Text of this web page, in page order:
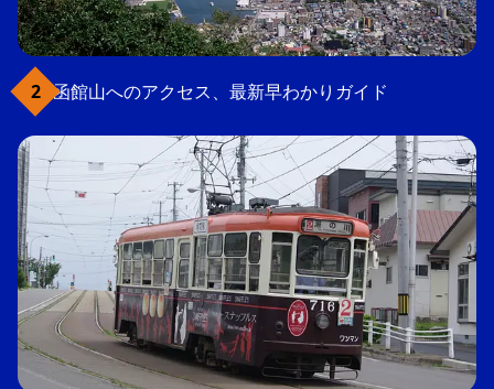
函館山へのアクセス、最新早わかりガイド